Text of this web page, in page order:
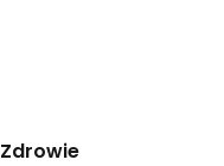
Zdrowie